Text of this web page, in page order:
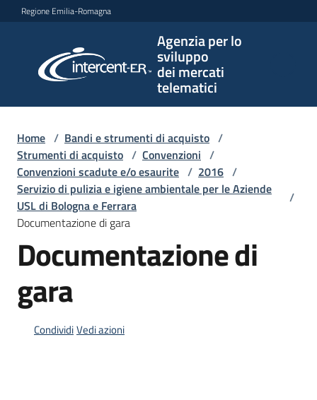
Vai al contenuto
Vai alla navigazione
Vai al footer
Regione Emilia-Romagna
Agenzia per lo
sviluppo
dei mercati
telematici
per lo
sviluppo
telematici
L'Agenzia
Bandi
strumenti
di
acquisto
Home / Bandi e strumenti di acquisto /
Strumenti di acquisto / Convenzioni /
Convenzioni scadute e/o esaurite / 2016 /
Servizio di pulizia e igiene ambientale per le Aziende
USL di Bologna e Ferrara
/
Documentazione di gara
Documentazione di
gara
CondividiVedi azioni